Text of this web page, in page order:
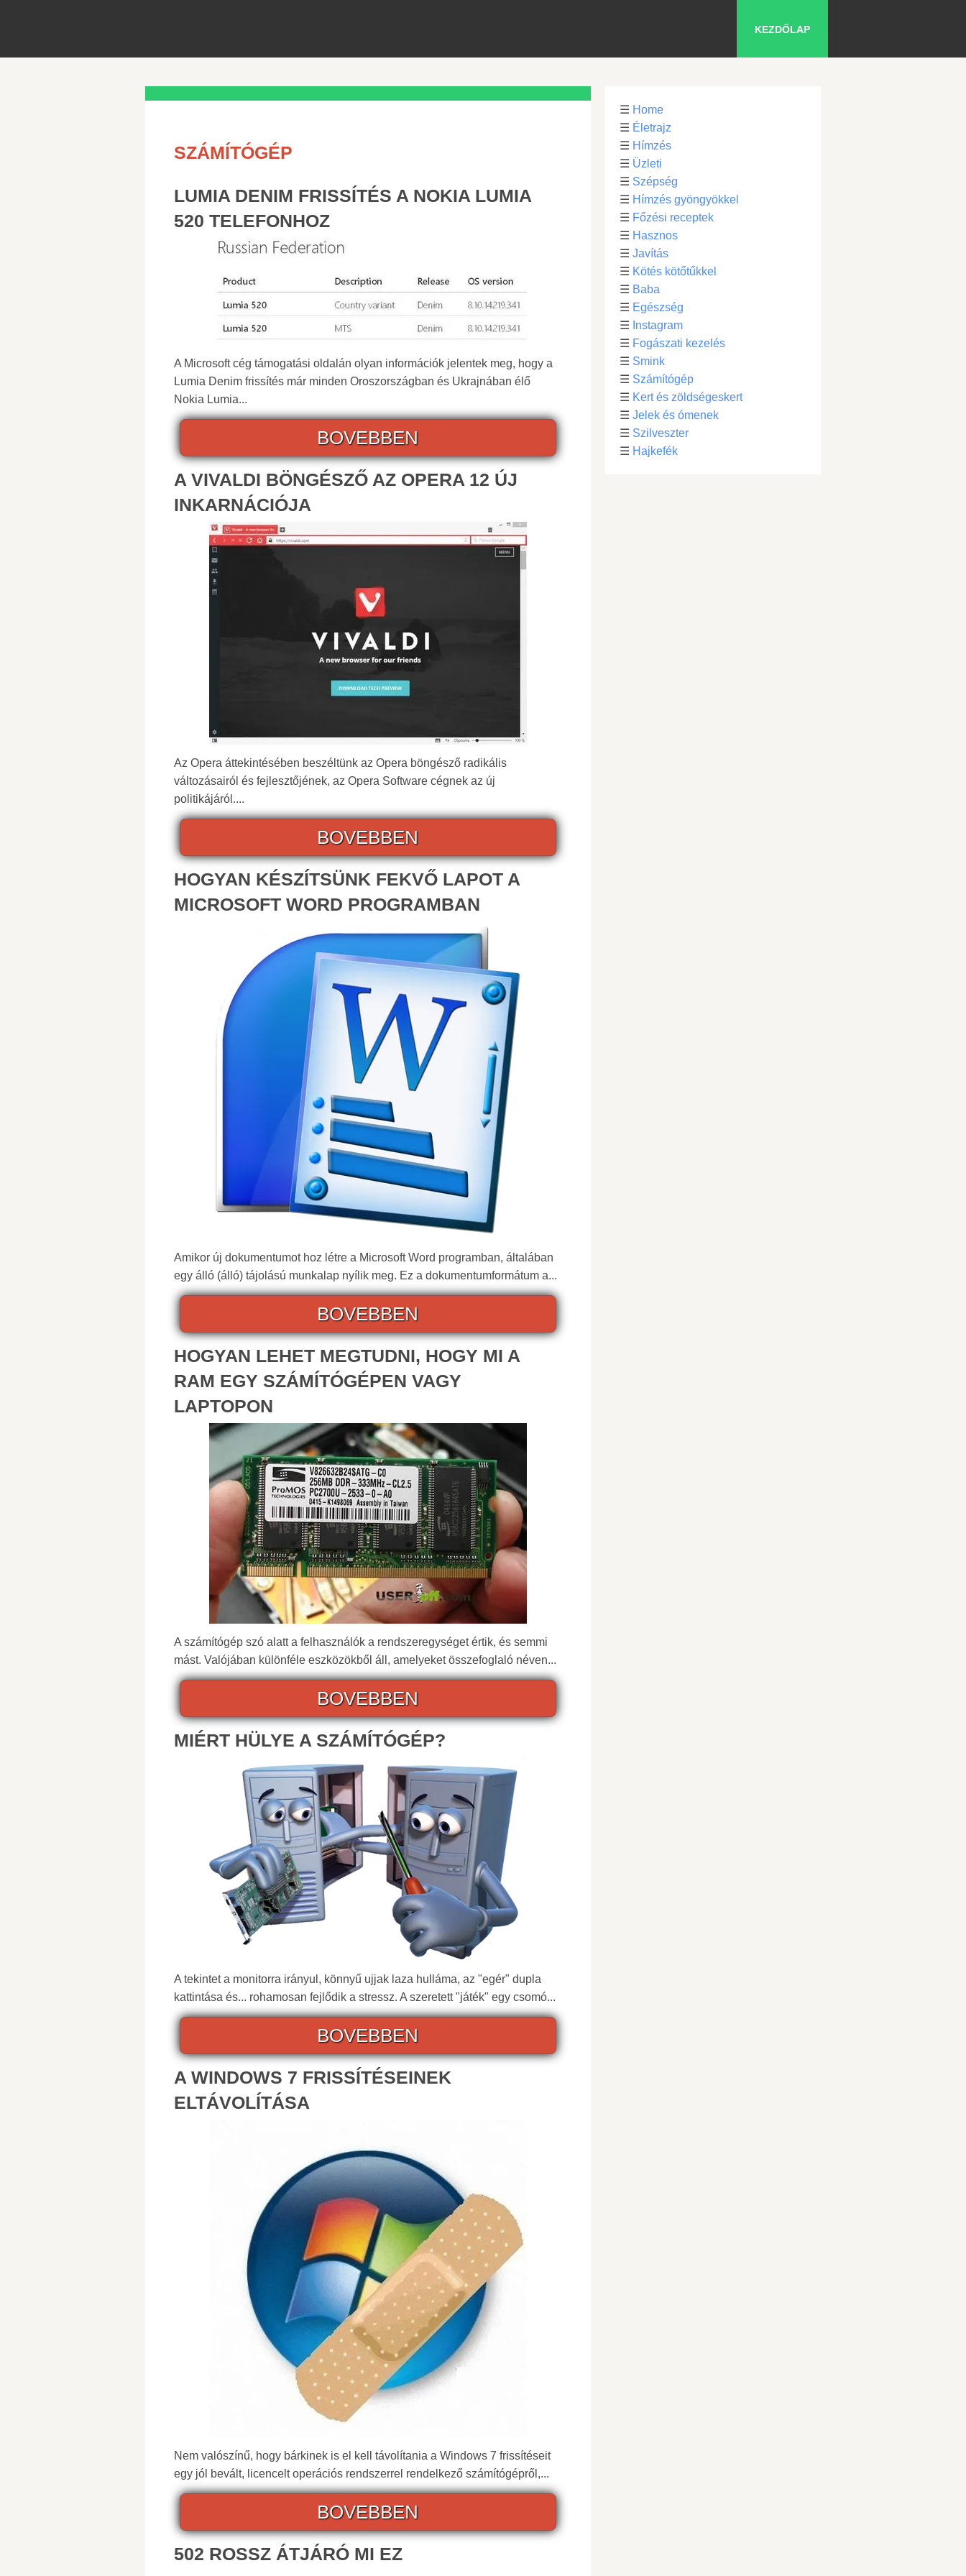
KEZDŐLAP
SZÁMÍTÓGÉP
LUMIA DENIM FRISSÍTÉS A NOKIA LUMIA
520 TELEFONHOZ
A Microsoft cég támogatási oldalán olyan információk jelentek meg, hogy a
Lumia Denim frissítés már minden Oroszországban és Ukrajnában élő
Nokia Lumia...
BOVEBBEN
A VIVALDI BÖNGÉSZŐ AZ OPERA 12 ÚJ
INKARNÁCIÓJA
Az Opera áttekintésében beszéltünk az Opera böngésző radikális
változásairól és fejlesztőjének, az Opera Software cégnek az új
politikájáról....
BOVEBBEN
HOGYAN KÉSZÍTSÜNK FEKVŐ LAPOT A
MICROSOFT WORD PROGRAMBAN
Amikor új dokumentumot hoz létre a Microsoft Word programban, általában
egy álló (álló) tájolású munkalap nyílik meg. Ez a dokumentumformátum a...
BOVEBBEN
HOGYAN LEHET MEGTUDNI, HOGY MI A
RAM EGY SZÁMÍTÓGÉPEN VAGY
LAPTOPON
A számítógép szó alatt a felhasználók a rendszeregységet értik, és semmi
mást. Valójában különféle eszközökből áll, amelyeket összefoglaló néven...
BOVEBBEN
MIÉRT HÜLYE A SZÁMÍTÓGÉP?
A tekintet a monitorra irányul, könnyű ujjak laza hulláma, az "egér" dupla
kattintása és... rohamosan fejlődik a stressz. A szeretett "játék" egy csomó...
BOVEBBEN
A WINDOWS 7 FRISSÍTÉSEINEK
ELTÁVOLÍTÁSA
Nem valószínű, hogy bárkinek is el kell távolítania a Windows 7 frissítéseit
egy jól bevált, licencelt operációs rendszerrel rendelkező számítógépről,...
BOVEBBEN
502 ROSSZ ÁTJÁRÓ MI EZ
☰ Home
☰ Életrajz
☰ Hímzés
☰ Üzleti
☰ Szépség
☰ Hímzés gyöngyökkel
☰ Főzési receptek
☰ Hasznos
☰ Javítás
☰ Kötés kötőtűkkel
☰ Baba
☰ Egészség
☰ Instagram
☰ Fogászati kezelés
☰ Smink
☰ Számítógép
☰ Kert és zöldségeskert
☰ Jelek és ómenek
☰ Szilveszter
☰ Hajkefék